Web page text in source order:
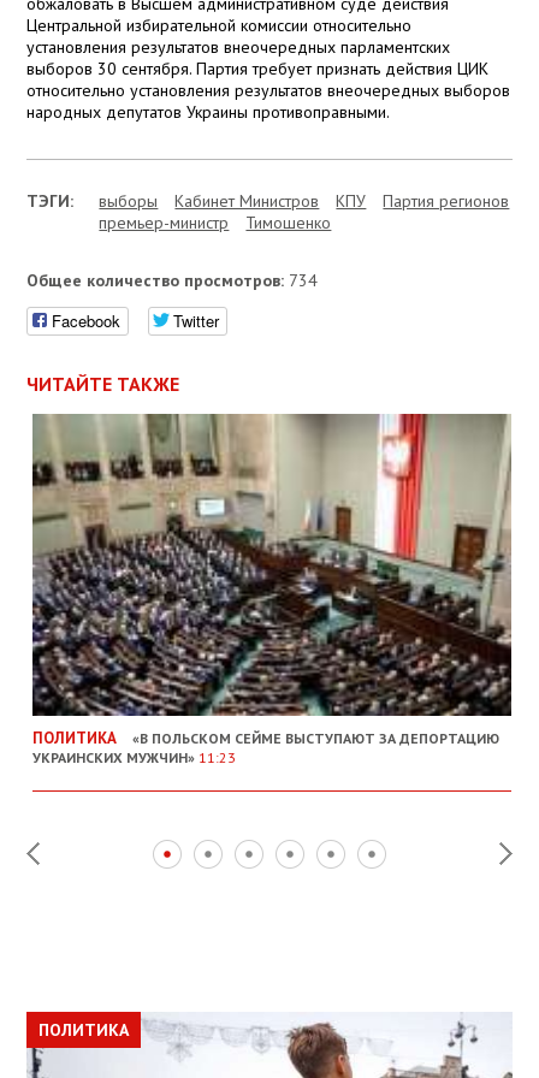
Центральной избирательной комиссии относительно
установления результатов внеочередных парламентских
выборов 30 сентября. Партия требует признать действия ЦИК
относительно установления результатов внеочередных выборов
народных депутатов Украины противоправными.
ТЭГИ: выборы Кабинет Министров КПУ
Партия регионов
премьер-министр
Тимошенко
Общее количество просмотров: 734
Facebook Twitter
ЧИТАЙТЕ ТАКЖЕ
ПОЛИТИКА
«В ПОЛЬСКОМ СЕЙМЕ ВЫСТУПАЮТ ЗА ДЕПОРТАЦИЮ
УКРАИНСКИХ МУЖЧИН» 11:23
ПОЛИТИКА
ПОЛИТИКА
ОБЩЕСТВО
ПОЛИТИКА
ЭКОНОМИКА